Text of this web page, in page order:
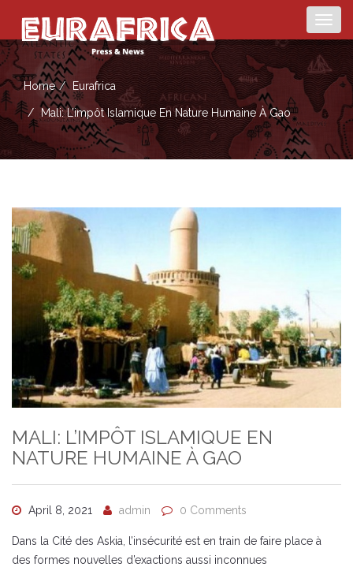
Home Eurafrica
Mali: L’impôt Islamique En Nature Humaine À Gao
MALI: L’IMPÔT ISLAMIQUE EN
NATURE HUMAINE À GAO
April 8, 2021 admin 0 Comments
Dans la Cité des Askia, l’insécurité est en train de faire place à
des formes nouvelles d’exactions aussi inconnues